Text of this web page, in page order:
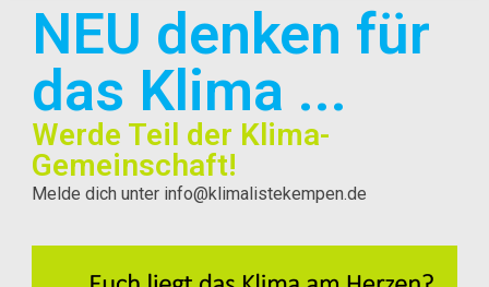
NEU denken für
das Klima ...
Werde Teil der Klima-
Gemeinschaft!
Melde dich unter info@klimalistekempen.de